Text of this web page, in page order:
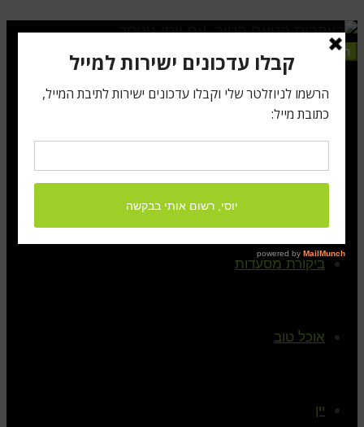
תפריט
ראשי
ביקורת מסעדות
אוכל טוב
יין